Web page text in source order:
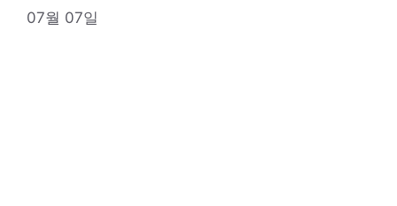
07월 07일